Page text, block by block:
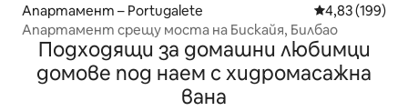
Апартамент – Portugalete Средна
4,83 (199)
Апартамент срещу моста на Бискайя, Билбао
Подходящи за домашни любимци
домове под наем с хидромасажна
вана